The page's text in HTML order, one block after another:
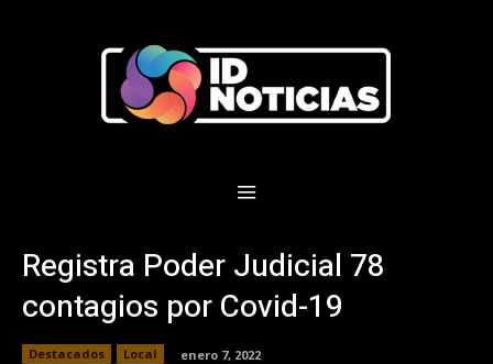
Registra Poder Judicial 78
contagios por Covid-19
Destacados Local enero 7, 2022